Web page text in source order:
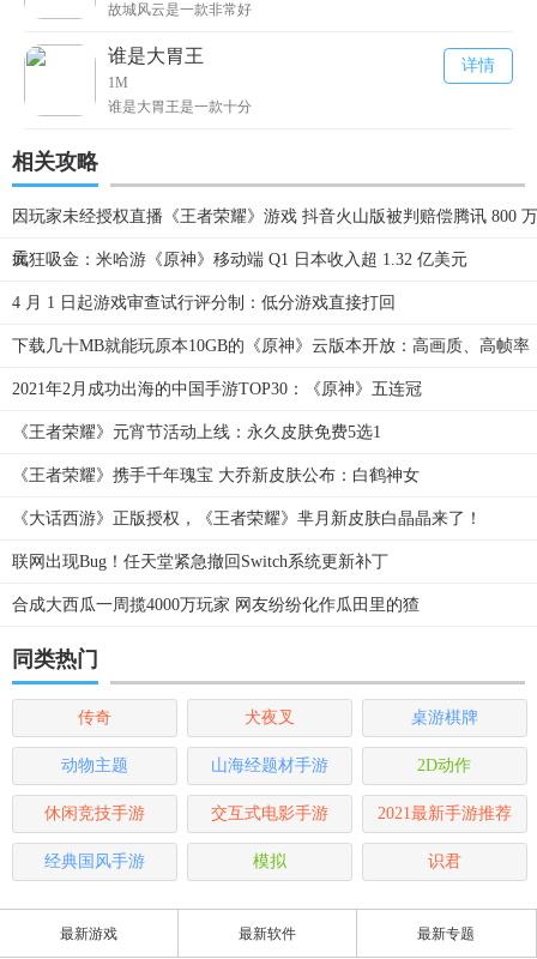
故城风云是一款非常好
谁是大胃王
1M
谁是大胃王是一款十分
详情
相关攻略
因玩家未经授权直播《王者荣耀》游戏 抖音火山版被判赔偿腾讯 800 万
元
疯狂吸金：米哈游《原神》移动端 Q1 日本收入超 1.32 亿美元
4 月 1 日起游戏审查试行评分制：低分游戏直接打回
下载几十MB就能玩原本10GB的《原神》云版本开放：高画质、高帧率
2021年2月成功出海的中国手游TOP30：《原神》五连冠
《王者荣耀》元宵节活动上线：永久皮肤免费5选1
《王者荣耀》携手千年瑰宝 大乔新皮肤公布：白鹤神女
《大话西游》正版授权，《王者荣耀》芈月新皮肤白晶晶来了！
联网出现Bug！任天堂紧急撤回Switch系统更新补丁
合成大西瓜一周揽4000万玩家 网友纷纷化作瓜田里的猹
同类热门
传奇 犬夜叉 桌游棋牌
动物主题 山海经题材手游 2D动作
休闲竞技手游 交互式电影手游 2021最新手游推荐
经典国风手游 模拟 识君
最新游戏 最新软件 最新专题